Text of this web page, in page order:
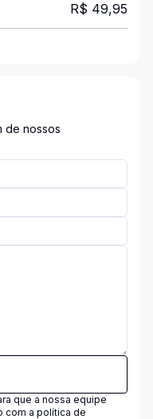
R$ 49,95
de nossos
que a nossa equipe
com a política de